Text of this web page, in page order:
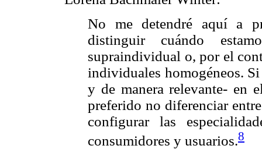
No me detendré aquí a
distinguir cuándo
supraindividual o, por el
individuales homogéneos.
y de manera relevante- en
preferido no diferenciar
configurar las
consumidores y usuarios.8